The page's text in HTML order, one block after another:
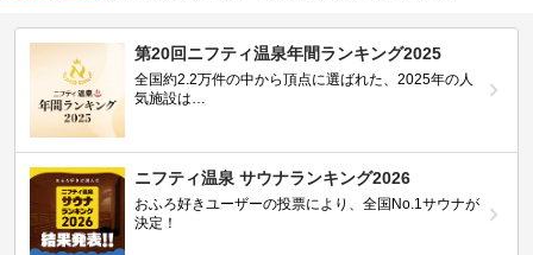
第20回ニフティ温泉年間ランキング2025
全国約2.2万件の中から頂点に選ばれた、2025年の人
気施設は…
ニフティ温泉 サウナランキング2026
おふろ好きユーザーの投票により、全国No.1サウナが
決定！